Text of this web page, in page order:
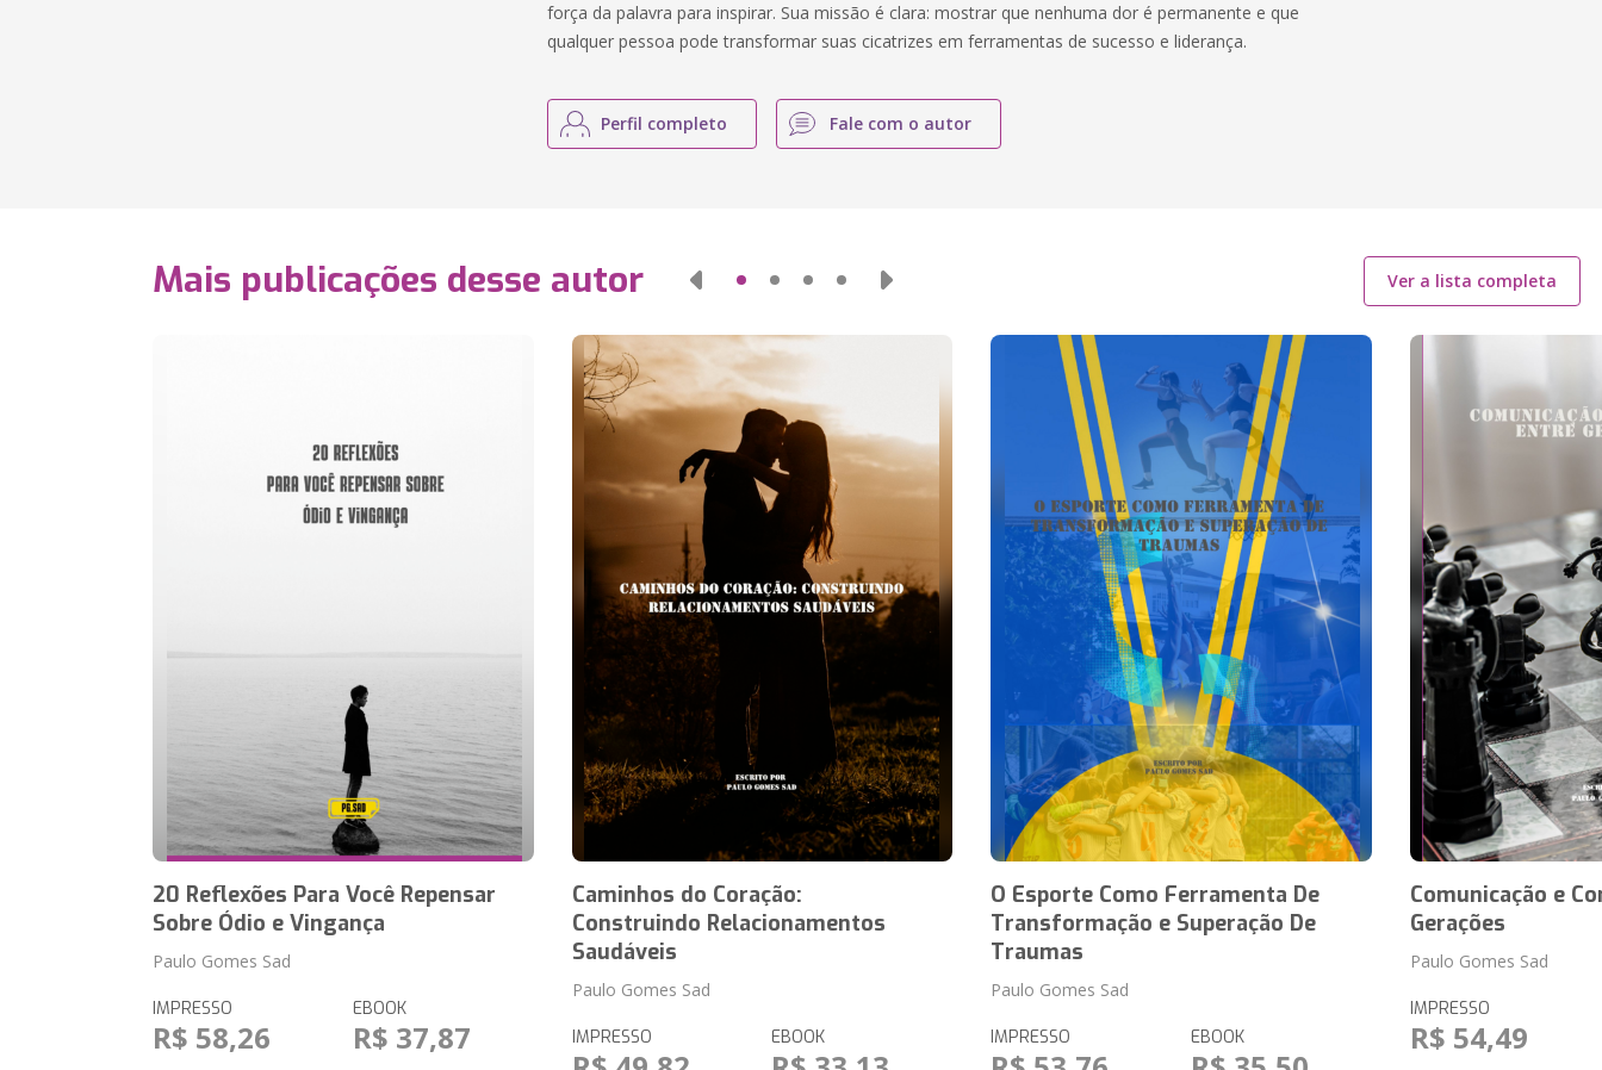
força da palavra para inspirar. Sua missão é clara: mostrar que nenhuma dor é permanente e que
qualquer pessoa pode transformar suas cicatrizes em ferramentas de sucesso e liderança.
Perfil completo Fale com o autor
Mais publicações desse autor Ver a lista completa
20 Reflexões Para Você Repensar
Sobre Ódio e Vingança
Paulo Gomes Sad
IMPRESSO
R$ 58,26
EBOOK
R$ 37,87
Caminhos do Coração:
Construindo Relacionamentos
Saudáveis
Paulo Gomes Sad
IMPRESSO EBOOK
O Esporte Como Ferramenta De
Transformação e Superação De
Traumas
Paulo Gomes Sad
IMPRESSO EBOOK
Comunicação e
Gerações
Paulo Gomes Sad
IMPRESSO
R$ 54,49